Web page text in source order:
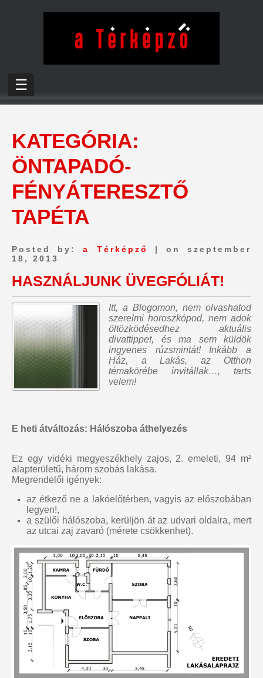
☰
KATEGÓRIA:
ÖNTAPADÓ-
FÉNYÁTERESZTŐ
TAPÉTA
Posted by:a Térképző
| on szeptember
18, 2013
HASZNÁLJUNK ÜVEGFÓLIÁT!
Itt, a Blogomon, nem olvashatod
szerelmi horoszkópod, nem adok
öltözködésedhez aktuális
divattippet, és ma sem küldök
ingyenes rúzsmintát! Inkább a
Ház, a Lakás, az Otthon
témakörébe invitállak…, tarts
velem!
E heti átváltozás: Hálószoba áthelyezés
Ez egy vidéki megyeszékhely zajos, 2. emeleti, 94 m²
alapterületű, három szobás lakása.
Megrendelői igények:
az étkező ne a lakóelőtérben, vagyis az előszobában
legyen!,
a szülői hálószoba, kerüljön át az udvari oldalra, mert
az utcai zaj zavaró (mérete csökkenhet).